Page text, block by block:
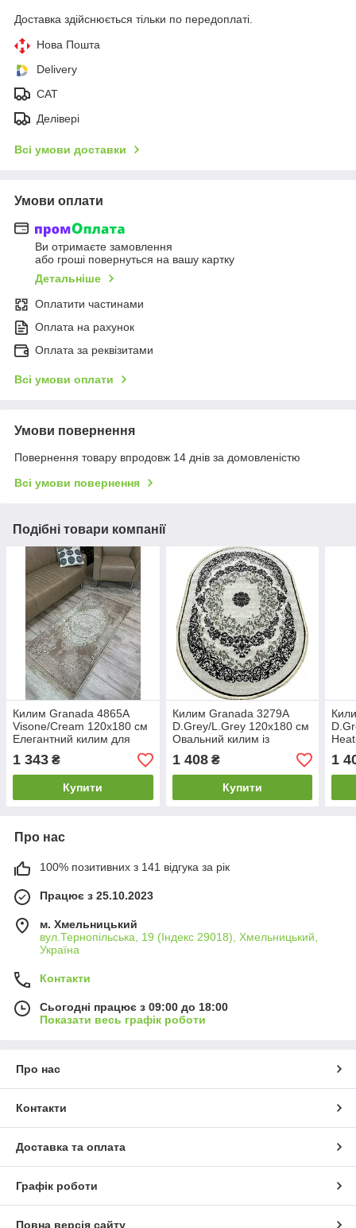
Доставка здійснюється тільки по передоплаті.
Нова Пошта
Delivery
CAT
Делівері
Всі умови доставки
Умови оплати
Ви отримаєте замовлення
або гроші повернуться на вашу картку
Детальніше
Оплатити частинами
Оплата на рахунок
Оплата за реквізитами
Всі умови оплати
Умови повернення
Повернення товару впродовж 14 днів за домовленістю
Всі умови повернення
Подібні товари компанії
Килим Granada 4865A
Visone/Cream 120х180 см
Елегантний килим для
1 343 ₴
Купити
Килим Granada 3279A
D.Grey/L.Grey 120х180 см
Овальний килим із
1 408₴
Купити
1
Про нас
100% позитивних з 141 відгука за рік
Працює з 25.10.2023
м. Хмельницький
вул.Тернопільська, 19 (Індекс 29018), Хмельницький,
Україна
Контакти
Сьогодні працює з 09:00 до 18:00
Показати весь графік роботи
Про нас
Контакти
Доставка та оплата
Графік роботи
Повна версія сайту